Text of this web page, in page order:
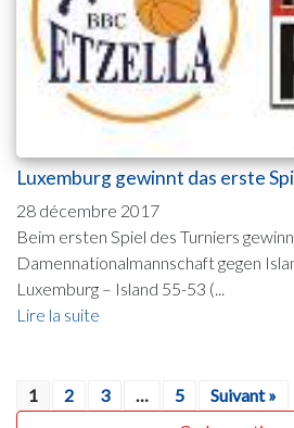
Luxemburg gewinnt das erste
28 décembre 2017
Beim ersten Spiel des Turniers
Damennationalmannschaft gegen
Luxemburg – Island 55-53 (...
Lire la suite
1 2 3 … 5
Suivant »